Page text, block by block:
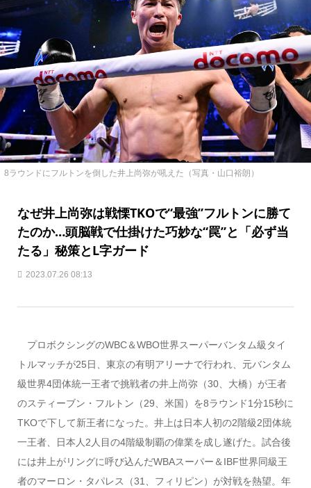
8ラウンドにフルトンを倒した井上尚弥が吼えた（写真・山口裕朗）
なぜ井上尚弥は戦慄TKOで“最強”フルトンに勝て
たのか…頭脳戦で仕掛けた巧妙な“罠”と「必ず当
たる」秘策とL字ガード
2023.07.26 08:13
プロボクシングのWBC＆WBO世界スーパーバンタム級タイ
トルマッチが25日、東京の有明アリーナで行われ、元バンタム
級世界4団体統一王者で挑戦者の井上尚弥（30、大橋）が王者
のスティーブン・フルトン（29、米国）を8ラウンド1分15秒に
TKOで下して新王者になった。井上は日本人初の2階級2団体統
一王者、日本人2人目の4階級制覇の偉業を成し遂げた。試合後
には井上がリングに呼び込んだWBAスーパー＆IBF世界同級王
者のマーロン・タパレス（31、フィリピン）が対戦を熱望。年